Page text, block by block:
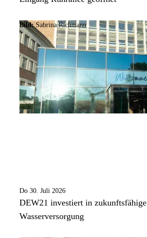
Bild: Sabrina Richmann
Do 30. Juli 2026
DEW21 investiert in zukunftsfähige
Wasserversorgung